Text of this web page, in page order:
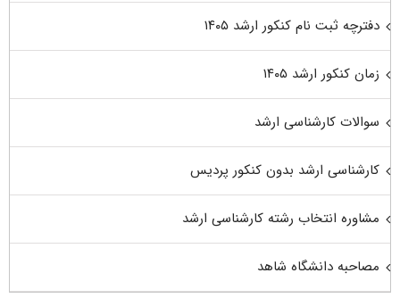
دفترچه ثبت نام کنکور ارشد ۱۴۰۵
زمان کنکور ارشد ۱۴۰۵
سوالات کارشناسی ارشد
کارشناسی ارشد بدون کنکور پردیس
مشاوره انتخاب رشته کارشناسی ارشد
مصاحبه دانشگاه شاهد